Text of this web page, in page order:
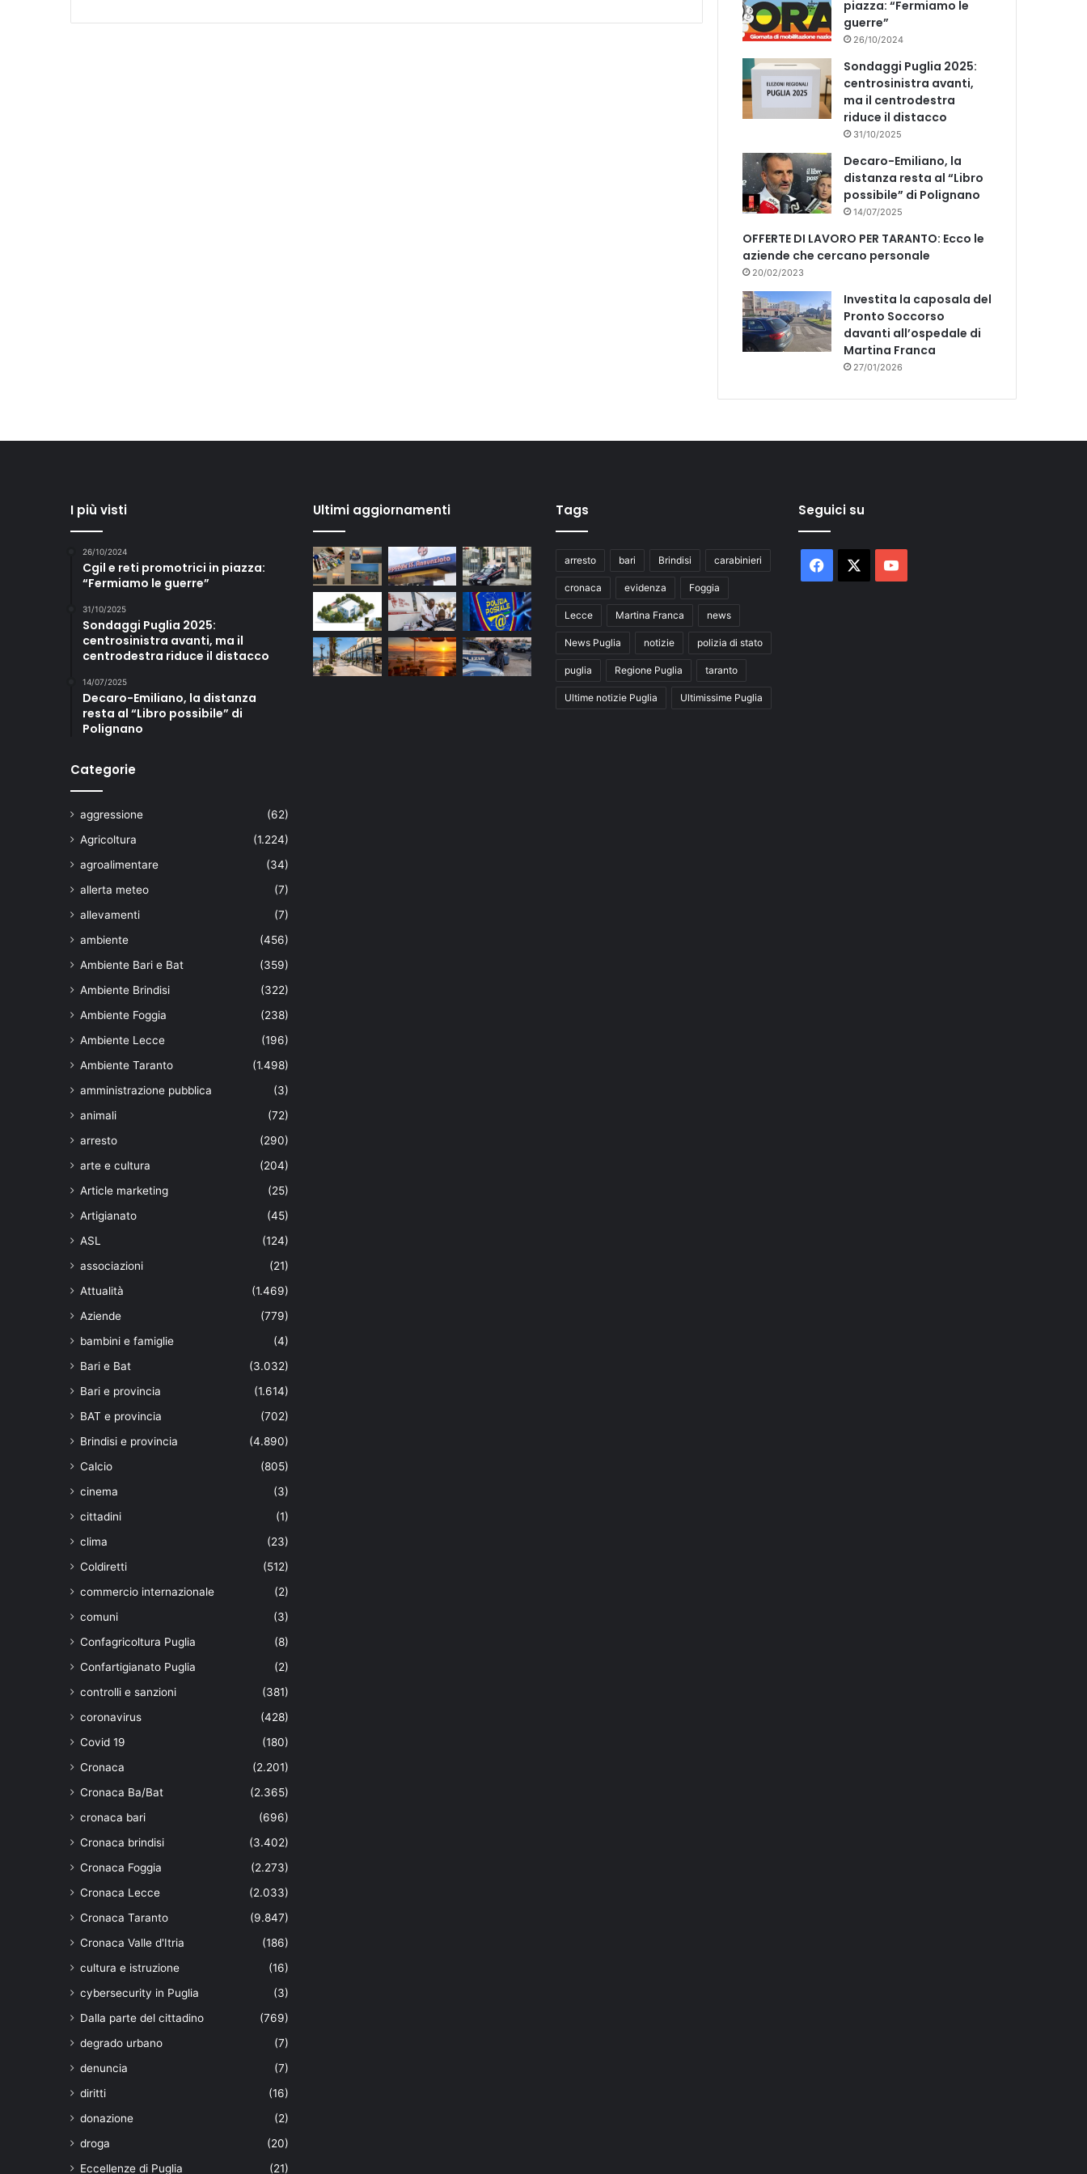
piazza: “Fermiamo le
guerre”
26/10/2024
Sondaggi Puglia 2025:
centrosinistra avanti,
ma il centrodestra
riduce il distacco
31/10/2025
Decaro-Emiliano, la
distanza resta al “Libro
possibile” di Polignano
14/07/2025
OFFERTE DI LAVORO PER TARANTO: Ecco le
aziende che cercano personale
20/02/2023
Investita la caposala del
Pronto Soccorso
davanti all’ospedale di
Martina Franca
27/01/2026
I più visti
26/10/2024
Cgil e reti promotrici in piazza:
“Fermiamo le guerre”
31/10/2025
Sondaggi Puglia 2025:
centrosinistra avanti, ma il
centrodestra riduce il distacco
14/07/2025
Decaro-Emiliano, la distanza
resta al “Libro possibile” di
Polignano
Categorie
aggressione
(62)
Agricoltura
(1.224)
agroalimentare
(34)
allerta meteo
(7)
allevamenti
(7)
ambiente
(456)
Ambiente Bari e Bat
(359)
Ambiente Brindisi
(322)
Ambiente Foggia
(238)
Ambiente Lecce
(196)
Ambiente Taranto
(1.498)
amministrazione pubblica
(3)
animali
(72)
arresto
(290)
arte e cultura
(204)
Article marketing
(25)
Artigianato
(45)
ASL
(124)
associazioni
(21)
Attualità
(1.469)
Aziende
(779)
bambini e famiglie
(4)
Bari e Bat
(3.032)
Bari e provincia
(1.614)
BAT e provincia
(702)
Brindisi e provincia
(4.890)
Calcio
(805)
cinema
(3)
cittadini
(1)
clima
(23)
Coldiretti
(512)
commercio internazionale
(2)
comuni
(3)
Confagricoltura Puglia
(8)
Confartigianato Puglia
(2)
controlli e sanzioni
(381)
coronavirus
(428)
Covid 19
(180)
Cronaca
(2.201)
Cronaca Ba/Bat
(2.365)
cronaca bari
(696)
Cronaca brindisi
(3.402)
Cronaca Foggia
(2.273)
Cronaca Lecce
(2.033)
Cronaca Taranto
(9.847)
Cronaca Valle d'Itria
(186)
cultura e istruzione
(16)
cybersecurity in Puglia
(3)
Dalla parte del cittadino
(769)
degrado urbano
(7)
denuncia
(7)
diritti
(16)
donazione
(2)
droga
(20)
Eccellenze di Puglia
(21)
Ultimi aggiornamenti Tags
arresto bari Brindisi carabinieri
cronaca evidenza Foggia
Lecce Martina Franca news
News Puglia notizie polizia di stato
puglia Regione Puglia taranto
Ultime notizie Puglia Ultimissime Puglia
Seguici su
Facebook